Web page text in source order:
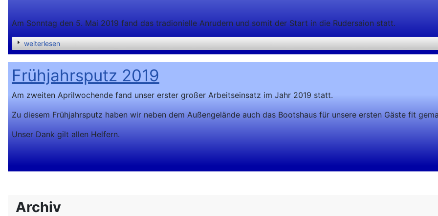
Am Sonntag den 5. Mai 2019 fand das tradionielle Anrudern und somit der Start in die Rudersaion statt.
weiterlesen
Frühjahrsputz 2019
Am zweiten Aprilwochende fand unser erster großer Arbeitseinsatz im Jahr 2019 statt.
Zu diesem Frühjahrsputz haben wir neben dem Außengelände auch das Bootshaus für unsere ersten Gäste fit
Unser Dank gilt allen Helfern.
Archiv